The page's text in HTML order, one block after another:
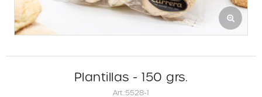
Plantillas - 150 grs.
5528-1